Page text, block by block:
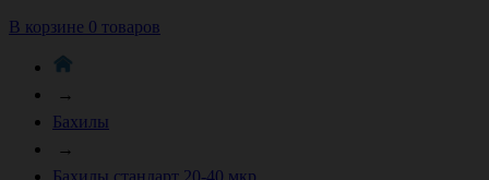
В корзине 0 товаров
→
Бахилы
→
Бахилы стандарт 20-40 мкр